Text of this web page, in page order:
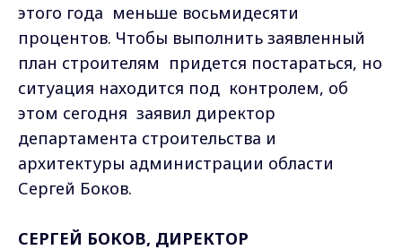
этого года меньше восьмидесяти
процентов. Чтобы выполнить заявленный
план строителям придется постараться, но
ситуация находится под контролем, об
этом сегодня заявил директор
департамента строительства и
архитектуры администрации области
Сергей Боков.
СЕРГЕЙ БОКОВ, ДИРЕКТОР